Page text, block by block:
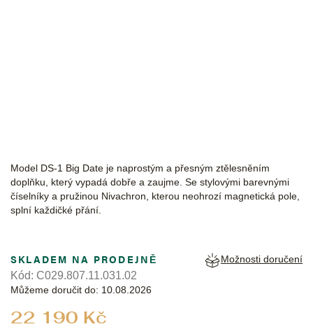
Model DS-1 Big Date je naprostým a přesným ztělesněním
doplňku, který vypadá dobře a zaujme. Se stylovými barevnými
číselníky a pružinou Nivachron, kterou neohrozí magnetická pole,
splní každičké přání.
22 190 Kč
SKLADEM NA PRODEJNĚ
Můžeme doručit do: 10.08.2026
Možnosti doručení
Kód: C029.807.11.031.02